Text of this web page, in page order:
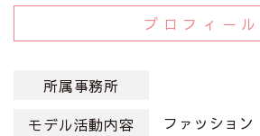
プロフィール
所属事務所
モデル活動内容
ファッション